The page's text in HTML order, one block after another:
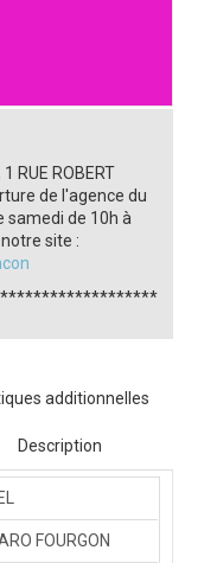
RUE ROBERT
de l'agence du
samedi de 10h à
site :
additionnelles
Description
FOURGON